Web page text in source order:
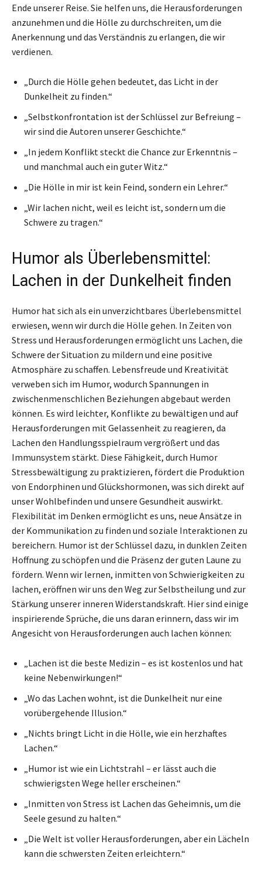
Ende unserer Reise. Sie helfen uns, die Herausforderungen
anzunehmen und die Hölle zu durchschreiten, um die
Anerkennung und das Verständnis zu erlangen, die wir
verdienen.
„Durch die Hölle gehen bedeutet, das Licht in der
Dunkelheit zu finden.“
„Selbstkonfrontation ist der Schlüssel zur Befreiung –
wir sind die Autoren unserer Geschichte.“
„In jedem Konflikt steckt die Chance zur Erkenntnis –
und manchmal auch ein guter Witz.“
„Die Hölle in mir ist kein Feind, sondern ein Lehrer.“
„Wir lachen nicht, weil es leicht ist, sondern um die
Schwere zu tragen.“
Humor als Überlebensmittel:
Lachen in der Dunkelheit finden
Humor hat sich als ein unverzichtbares Überlebensmittel
erwiesen, wenn wir durch die Hölle gehen. In Zeiten von
Stress und Herausforderungen ermöglicht uns Lachen, die
Schwere der Situation zu mildern und eine positive
Atmosphäre zu schaffen. Lebensfreude und Kreativität
verweben sich im Humor, wodurch Spannungen in
zwischenmenschlichen Beziehungen abgebaut werden
können. Es wird leichter, Konflikte zu bewältigen und auf
Herausforderungen mit Gelassenheit zu reagieren, da
Lachen den Handlungsspielraum vergrößert und das
Immunsystem stärkt. Diese Fähigkeit, durch Humor
Stressbewältigung zu praktizieren, fördert die Produktion
von Endorphinen und Glückshormonen, was sich direkt auf
unser Wohlbefinden und unsere Gesundheit auswirkt.
Flexibilität im Denken ermöglicht es uns, neue Ansätze in
der Kommunikation zu finden und soziale Interaktionen zu
bereichern. Humor ist der Schlüssel dazu, in dunklen Zeiten
Hoffnung zu schöpfen und die Präsenz der guten Laune zu
fördern. Wenn wir lernen, inmitten von Schwierigkeiten zu
lachen, eröffnen wir uns den Weg zur Selbstheilung und zur
Stärkung unserer inneren Widerstandskraft. Hier sind einige
inspirierende Sprüche, die uns daran erinnern, dass wir im
Angesicht von Herausforderungen auch lachen können:
„Lachen ist die beste Medizin – es ist kostenlos und hat
keine Nebenwirkungen!“
„Wo das Lachen wohnt, ist die Dunkelheit nur eine
vorübergehende Illusion.“
„Nichts bringt Licht in die Hölle, wie ein herzhaftes
Lachen.“
„Humor ist wie ein Lichtstrahl – er lässt auch die
schwierigsten Wege heller erscheinen.“
„Inmitten von Stress ist Lachen das Geheimnis, um die
Seele gesund zu halten.“
„Die Welt ist voller Herausforderungen, aber ein Lächeln
kann die schwersten Zeiten erleichtern.“